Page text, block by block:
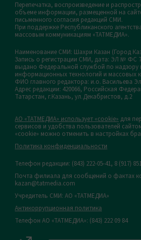
Перепечатка, воспроизведение и
объеме информации, размещенной на
письменного согласия редакций СМИ.
При поддержке Республиканского
массовым коммуникациям «ТАТМЕДИА».
Наименование СМИ: Шахри Казан (Город
Запись о регистрации СМИ, дата: ЭЛ № ФС
выдано Федеральной службой по надзору
информационных технологий и массовых
ФИО главного редактора: и.о. Васильева
Адрес редакции: 420066, Российская
Татарстан, г.Казань, ул.Декабристов, д.2
АО «ТАТМЕДИА» использует «cookie» для
сервисов и удобства пользователей
«cookie» можно отменить в настройках
Политика конфиденциальности
Телефон редакции: (843) 222-05-41, 8 (917)
Почта филиала для сообщений о фактах
kazan@tatmedia.com
Учредитель СМИ: АО «ТАТМЕДИА»
Антикоррупционная политика
Телефон АО «ТАТМЕДИА»: (843) 222 09 84